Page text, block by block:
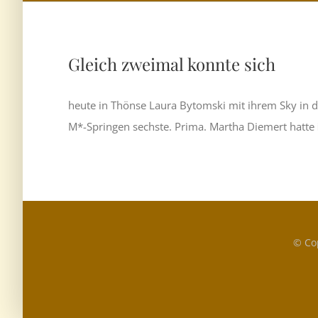
Gleich zweimal konnte sich
heute in Thönse Laura Bytomski mit ihrem Sky in
M*-Springen sechste. Prima. Martha Diemert
©